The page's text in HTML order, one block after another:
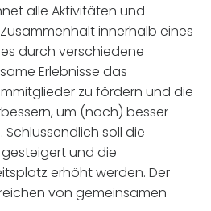
alle Aktivitäten und
innerhalb eines
durch verschiedene
Erlebnisse das
zu fördern und die
um (noch) besser
soll die
und die
erhöht werden. Der
von gemeinsamen